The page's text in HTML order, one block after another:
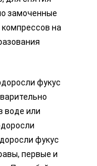
замоченные
на
фукус
воде или
фукус
первые и